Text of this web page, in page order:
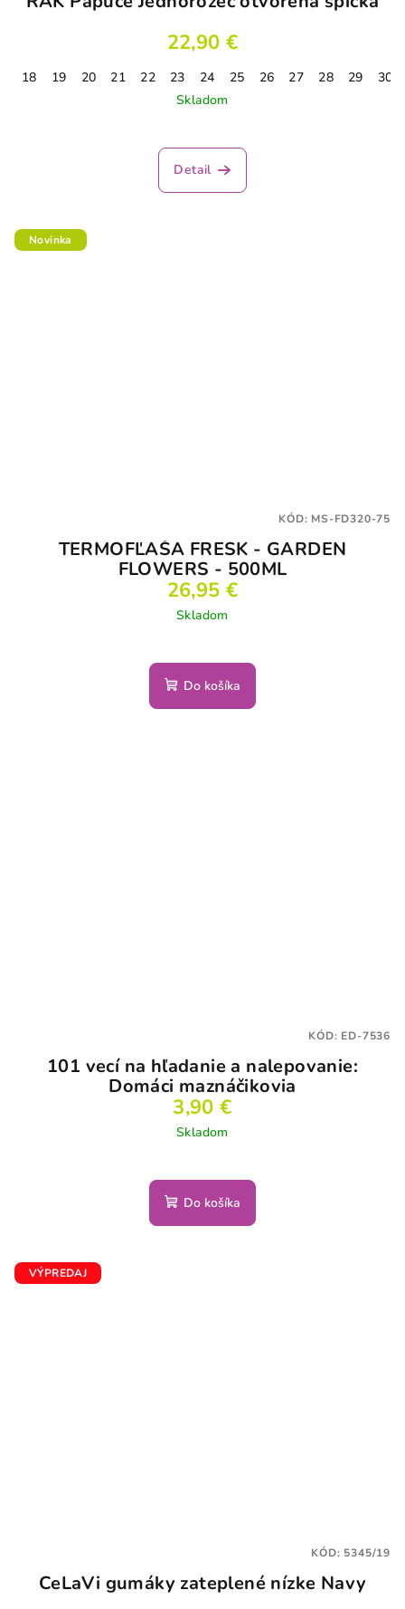
22,90 €
18 19 20 21 22 23 24 25 26 27 28 29
30
Skladom
Detail
Novinka
TERMOFĽAŠA FRESK - GARDEN
FLOWERS - 500ML
26,95 €
Skladom
Do košíka
KÓD: MS-FD320-75
101 vecí na hľadanie a nalepovanie:
Domáci maznáčikovia
3,90 €
Skladom
Do košíka
KÓD: ED-7536
VÝPREDAJ
CeLaVi gumáky zateplené nízke Navy
KÓD: 5345/19